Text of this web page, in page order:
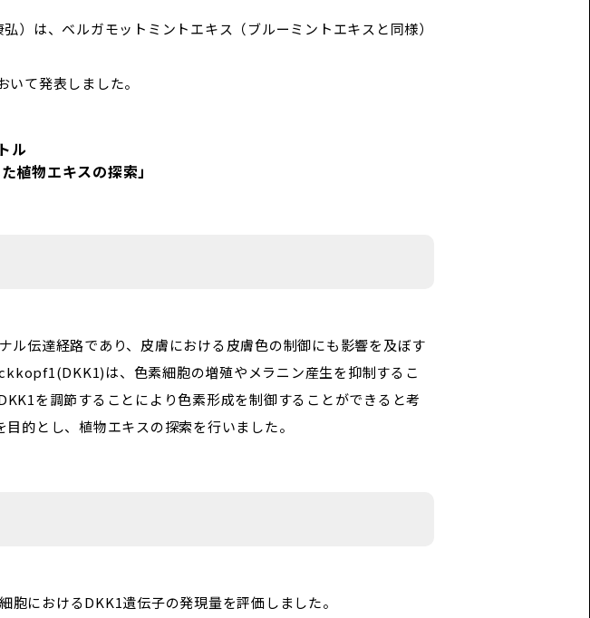
）は、ベルガモットミントエキス（ブルーミントエキスと同様）
て発表しました。
ル
植物エキスの探索」
伝達経路であり、皮膚における皮膚色の制御にも影響を及ぼす
は、色素細胞の増殖やメラニン産生を抑制するこ
を調節することにより色素形成を制御することができると考
的とし、植物エキスの探索を行いました。
におけるDKK1遺伝子の発現量を評価しました。